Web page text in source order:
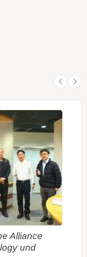
Alliance
und